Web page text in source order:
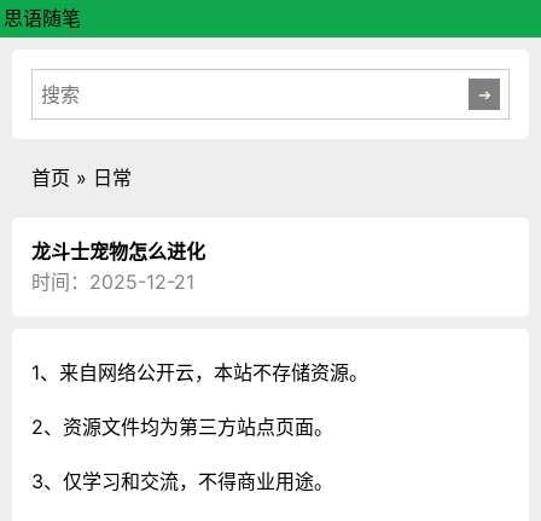
思语随笔
首页 » 日常
龙斗士宠物怎么进化
时间：2025-12-21
1、来自网络公开云，本站不存储资源。
2、资源文件均为第三方站点页面。
3、仅学习和交流，不得商业用途。